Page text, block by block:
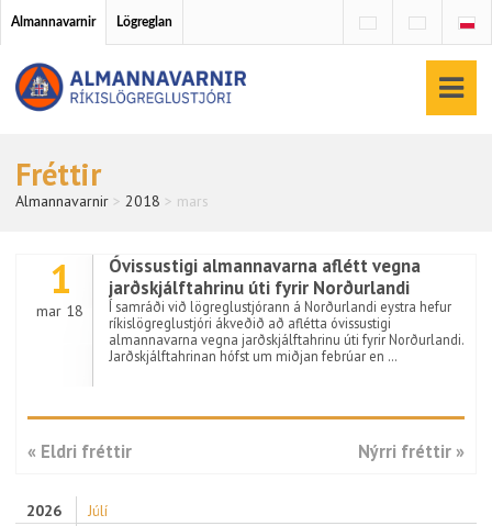
Almannavarnir Lögreglan
Fréttir
Almannavarnir > 2018 > mars
2026
Júlí
1
mar 18
Óvissustigi almannavarna aflétt vegna
jarðskjálftahrinu úti fyrir Norðurlandi
Í samráði við lögreglustjórann á Norðurlandi eystra hefur
ríkislögreglustjóri ákveðið að aflétta óvissustigi
almannavarna vegna jarðskjálftahrinu úti fyrir Norðurlandi.
Jarðskjálftahrinan hófst um miðjan febrúar en …
« Eldri fréttir Nýrri fréttir »